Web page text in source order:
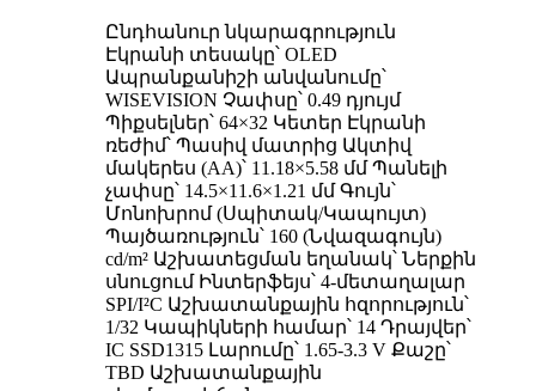
Ընդհանուր նկարագրություն
Էկրանի տեսակը՝ OLED
Ապրանքանիշի անվանումը՝
WISEVISION Չափսը՝ 0.49 դյույմ
Պիքսելներ՝ 64×32 Կետեր Էկրանի
ռեժիմ՝ Պասիվ մատրից Ակտիվ
մակերես (AA)՝ 11.18×5.58 մմ Պանելի
չափսը՝ 14.5×11.6×1.21 մմ Գույն՝
Մոնոխրոմ (Սպիտակ/Կապույտ)
Պայծառություն՝ 160 (Նվազագույն)
cd/m² Աշխատեցման եղանակ՝ Ներքին
սնուցում Ինտերֆեյս՝ 4-մետաղալար
SPI/I²C Աշխատանքային հզորություն՝
1/32 Կապիկների համար՝ 14 Դրայվեր՝
IC SSD1315 Լարումը՝ 1.65-3.3 V Քաշը՝
TBD Աշխատանքային